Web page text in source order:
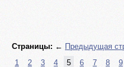
Страницы: ← Предыдущая
1
2 3 4 5 6 7 8 9